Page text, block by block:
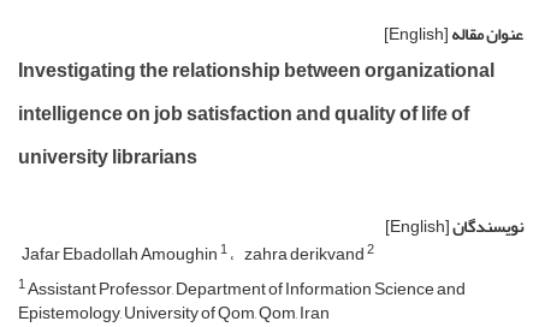
عنوان مقاله[English]
Investigating the relationship between organizational
intelligence on job satisfaction and quality of life of
university librarians
نویسندگان[English]
Jafar Ebadollah Amoughin1 zahra derikvand2
1Assistant Professor, Department of Information Science and
Epistemology, University of Qom, Qom, Iran